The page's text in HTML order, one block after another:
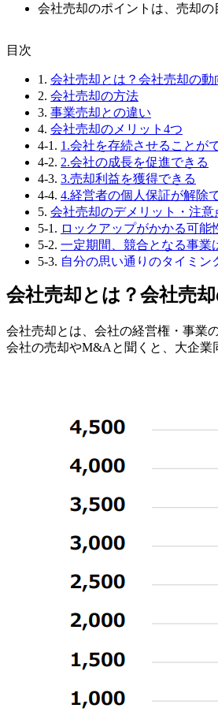
会社売却のポイントは、売却
⽬次
1. 会社売却とは？会社売却の動
2. 会社売却の方法
3. 事業売却との違い
4. 会社売却のメリット4つ
4-1. 1.会社を存続させることが
4-2. 2.会社の成長を促進できる
4-3. 3.売却利益を獲得できる
4-4. 4.経営者の個人保証が解除
5. 会社売却のデメリット・注意
5-1. ロックアップがかかる可能
5-2. 一定期間、競合となる事業
5-3. 自分の思い通りのタイミン
6-1.コストアプローチ
6-3.インカムアプローチ
7.会社売却時にかかる税金と費
会社売却の流れ
M&A仲介会社との契約
必要資料の提出
ノンネーム資料の作成
トップ面談
基本合意書の締結
デューデリジェンス（監査
ディスクロージャー（社
会社売却のタイミング
個人のタイミング
業界のタイミング
会社のタイミング
会社売却とは？会社売
会社売却とは、会社の経営権・事業
会社の売却やM&Aと聞くと、大企業